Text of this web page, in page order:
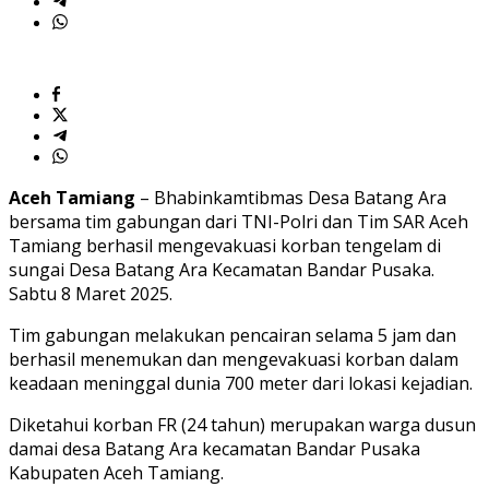
Aceh Tamiang – Bhabinkamtibmas Desa Batang Ara
bersama tim gabungan dari TNI-Polri dan Tim SAR Aceh
Tamiang berhasil mengevakuasi korban tengelam di
sungai Desa Batang Ara Kecamatan Bandar Pusaka.
Sabtu 8 Maret 2025.
Tim gabungan melakukan pencairan selama 5 jam dan
berhasil menemukan dan mengevakuasi korban dalam
keadaan meninggal dunia 700 meter dari lokasi kejadian.
Diketahui korban FR (24 tahun) merupakan warga dusun
damai desa Batang Ara kecamatan Bandar Pusaka
Kabupaten Aceh Tamiang.